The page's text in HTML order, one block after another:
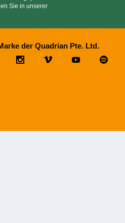
Sie in unserer
der Quadrian Pte. Ltd.